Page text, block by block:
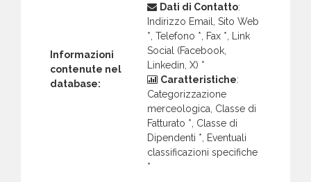
Informazioni
contenute nel
database:
Dati di Contatto:
Indirizzo Email, Sito Web
*, Telefono *, Fax *, Link
Social (Facebook,
Linkedin, X) *
Caratteristiche:
Categorizzazione
merceologica, Classe di
Fatturato *, Classe di
Dipendenti *, Eventuali
classificazioni specifiche
*